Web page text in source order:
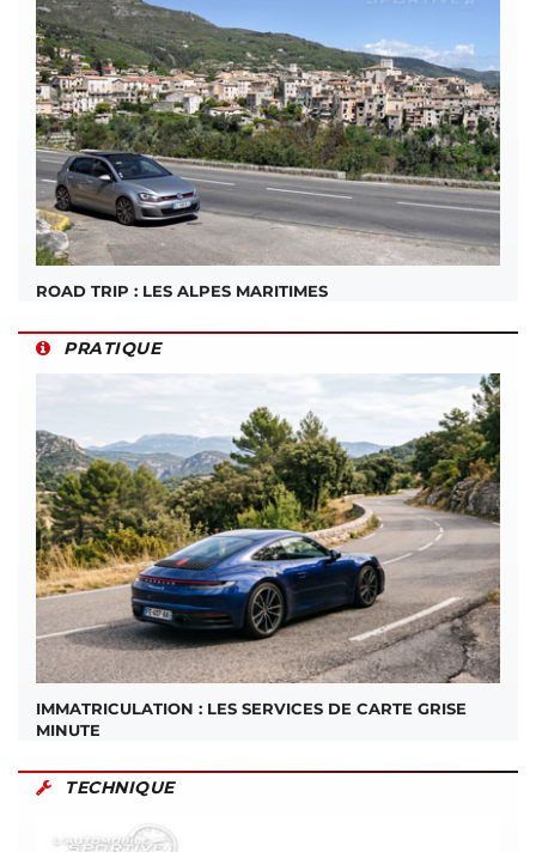
ROAD TRIP : LES ALPES MARITIMES
PRATIQUE
IMMATRICULATION : LES SERVICES DE CARTE GRISE
MINUTE
TECHNIQUE